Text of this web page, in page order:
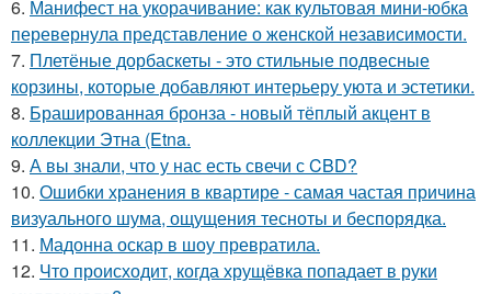
6. Манифест на укорачивание: как культовая мини-юбка
перевернула представление о женской независимости.
7. Плетёные дорбаскеты - это стильные подвесные
корзины, которые добавляют интерьеру уюта и эстетики.
8. Брашированная бронза - новый тёплый акцент в
коллекции Этна (Etna.
9. А вы знали, что у нас есть свечи с CBD?
10. Ошибки хранения в квартире - самая частая причина
визуального шума, ощущения тесноты и беспорядка.
11. Мадонна оскар в шоу превратила.
12. Что происходит, когда хрущёвка попадает в руки